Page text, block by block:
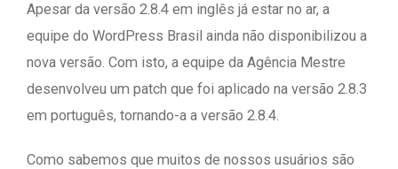
Apesar da versão 2.8.4 em inglês já estar no ar, a
equipe do WordPress Brasil ainda não disponibilizou a
nova versão. Com isto, a equipe da Agência Mestre
desenvolveu um patch que foi aplicado na versão 2.8.3
em português, tornando-a a versão 2.8.4.
Como sabemos que muitos de nossos usuários são